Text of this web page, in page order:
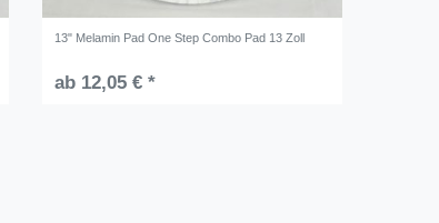
13" Melamin Pad One Step Combo Pad 13 Zoll
ab 12,05 € *